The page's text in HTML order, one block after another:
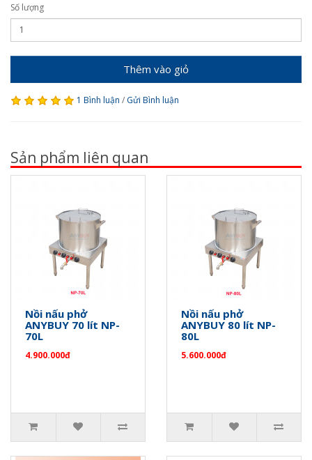
Số lượng
Thêm vào giỏ
1 Bình luận / Gửi Bình luận
Sản phẩm liên quan
Nồi nấu phở
ANYBUY 70 lít NP-
70L
4.900.000đ
Nồi nấu phở
ANYBUY 80 lít NP-
80L
5.600.000đ